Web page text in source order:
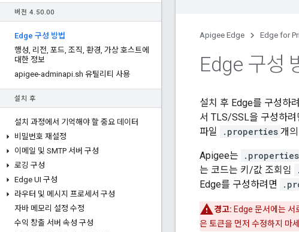
버전 4. 50.00
Edge 구성 방법
행성, 리전, 포드, 조직, 환경, 가상 호스트에
대한 정보
apigee-adminapi.sh 유틸리티 사용
설치 후
설치 과정에서 기억해야 할 중요 데이터
비밀번호 재설정
이메일 및 SMTP 서버 구성
로깅 구성
Edge UI 구성
라우터 및 메시지 프로세서 구성
자바 메모리 설정 수정
수익 창출 서버 속성 구성
Apigee Edge Edge for
Edge 구성
설치 후 Edge를 구성하
서 TLS/SSL을 구성하려
파일
.properties 개
Apigee는 .properties
는 코드는 키/값 조회임
Edge를 구성하려면
경고: Edge 문서에는 서
은 토큰을 먼저 수정하지 마